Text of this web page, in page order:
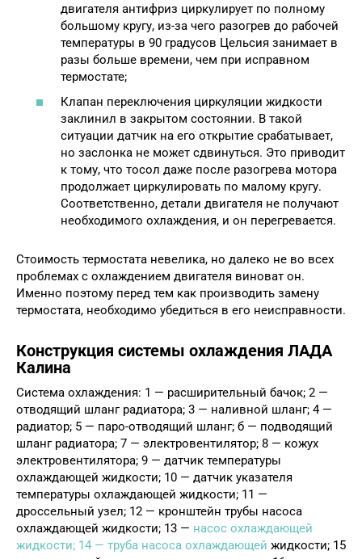
двигателя антифриз циркулирует по полному
большому кругу, из-за чего разогрев до рабочей
температуры в 90 градусов Цельсия занимает в
разы больше времени, чем при исправном
термостате;
Клапан переключения циркуляции жидкости
заклинил в закрытом состоянии. В такой
ситуации датчик на его открытие срабатывает,
но заслонка не может сдвинуться. Это приводит
к тому, что тосол даже после разогрева мотора
продолжает циркулировать по малому кругу.
Соответственно, детали двигателя не получают
необходимого охлаждения, и он перегревается.
Стоимость термостата невелика, но далеко не во всех
проблемах с охлаждением двигателя виноват он.
Именно поэтому перед тем как производить замену
термостата, необходимо убедиться в его неисправности.
Конструкция системы охлаждения ЛАДА
Калина
Система охлаждения: 1 — расширительный бачок; 2 —
отводящий шланг радиатора; 3 — наливной шланг; 4 —
радиатор; 5 — паро-отводящий шланг; б — подводящий
шланг радиатора; 7 — электровентилятор; 8 — кожух
электровентилятора; 9 — датчик температуры
охлаждающей жидкости; 10 — датчик указателя
температуры охлаждающей жидкости; 11 —
дроссельный узел; 12 — кронштейн трубы насоса
охлаждающей жидкости; 13 — насос охлаждающей
жидкости; 14 — труба насоса охлаждающей жидкости; 15